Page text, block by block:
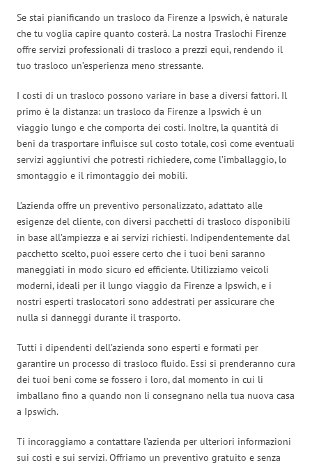
Se stai pianificando un trasloco da Firenze a Ipswich, è naturale
che tu voglia capire quanto costerà. La nostra Traslochi Firenze
offre servizi professionali di trasloco a prezzi equi, rendendo il
tuo trasloco un’esperienza meno stressante.
I costi di un trasloco possono variare in base a diversi fattori. Il
primo è la distanza: un trasloco da Firenze a Ipswich è un
viaggio lungo e che comporta dei costi. Inoltre, la quantità di
beni da trasportare influisce sul costo totale, così come eventuali
servizi aggiuntivi che potresti richiedere, come l’imballaggio, lo
smontaggio e il rimontaggio dei mobili.
L’azienda offre un preventivo personalizzato, adattato alle
esigenze del cliente, con diversi pacchetti di trasloco disponibili
in base all’ampiezza e ai servizi richiesti. Indipendentemente dal
pacchetto scelto, puoi essere certo che i tuoi beni saranno
maneggiati in modo sicuro ed efficiente. Utilizziamo veicoli
moderni, ideali per il lungo viaggio da Firenze a Ipswich, e i
nostri esperti traslocatori sono addestrati per assicurare che
nulla si danneggi durante il trasporto.
Tutti i dipendenti dell’azienda sono esperti e formati per
garantire un processo di trasloco fluido. Essi si prenderanno cura
dei tuoi beni come se fossero i loro, dal momento in cui li
imballano fino a quando non li consegnano nella tua nuova casa
a Ipswich.
Ti incoraggiamo a contattare l’azienda per ulteriori informazioni
sui costi e sui servizi. Offriamo un preventivo gratuito e senza